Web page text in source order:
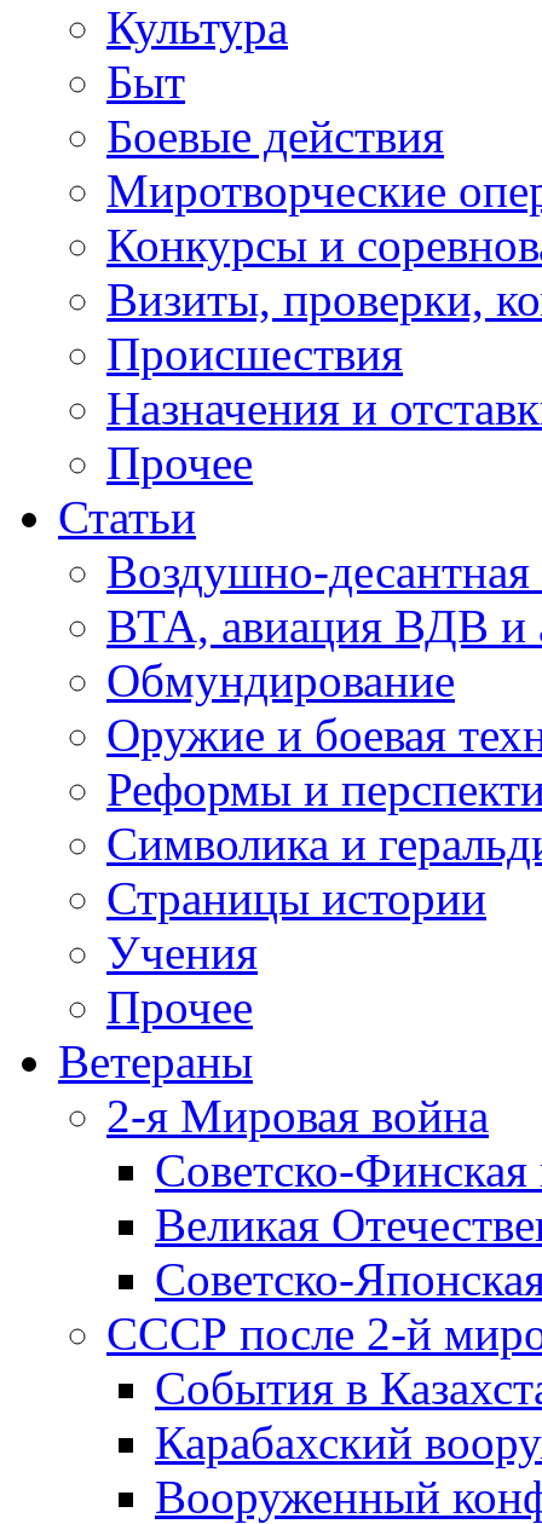
Культура
Быт
Боевые действия
Миротворческие
Конкурсы и
Визиты, проверки,
Происшествия
Назначения и
Прочее
Статьи
Воздушно-десантная
ВТА, авиация ВДВ и
Обмундирование
Оружие и боевая
Реформы и
Символика и
Страницы истории
Учения
Прочее
Ветераны
2-я Мировая война
Советско-
Великая
Советско-
СССР после 2-й
События в
Карабахский
Вооруженный